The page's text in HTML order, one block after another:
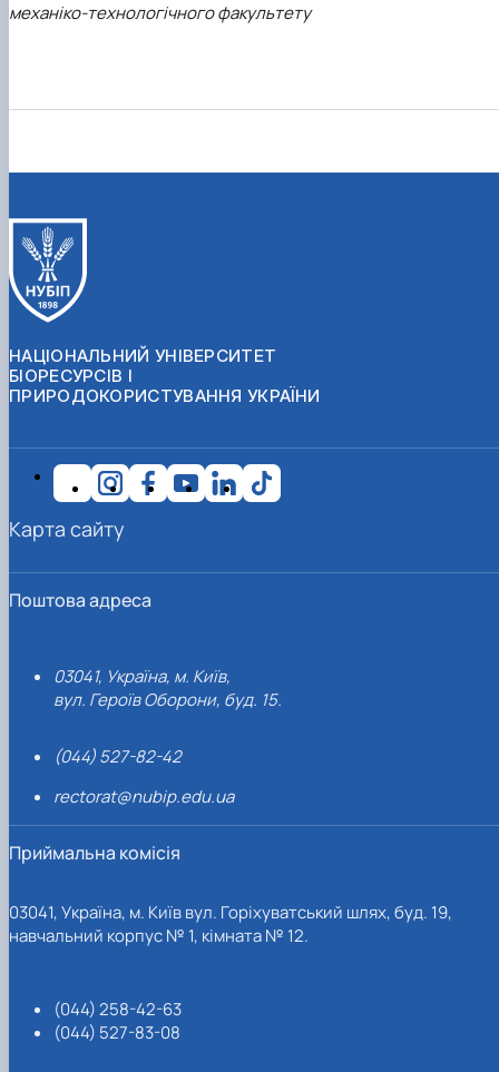
механіко-технологічного факультету
НАЦІОНАЛЬНИЙ УНІВЕРСИТЕТ
БІОРЕСУРСІВ І
ПРИРОДОКОРИСТУВАННЯ УКРАЇНИ
Поштова адреса
03041, Україна, м. Київ,
вул. Героїв Оборони, буд. 15.
(044) 527-82-42
rectorat@nubip.edu.ua
Приймальна комісія
03041, Україна, м. Київ вул. Горіхуватський шлях, буд. 19,
навчальний корпус № 1, кімната № 12.
(044) 258-42-63
(044) 527-83-08
Карта сайту